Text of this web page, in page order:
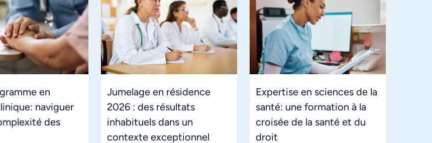
en
naviguer
des
Jumelage en résidence
2026 : des résultats
inhabituels dans un
contexte exceptionnel
Expertise en sciences de la
santé: une formation à la
croisée de la santé et du
droit